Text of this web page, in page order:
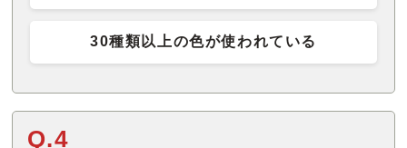
30種類以上の色が使われている
Q.4